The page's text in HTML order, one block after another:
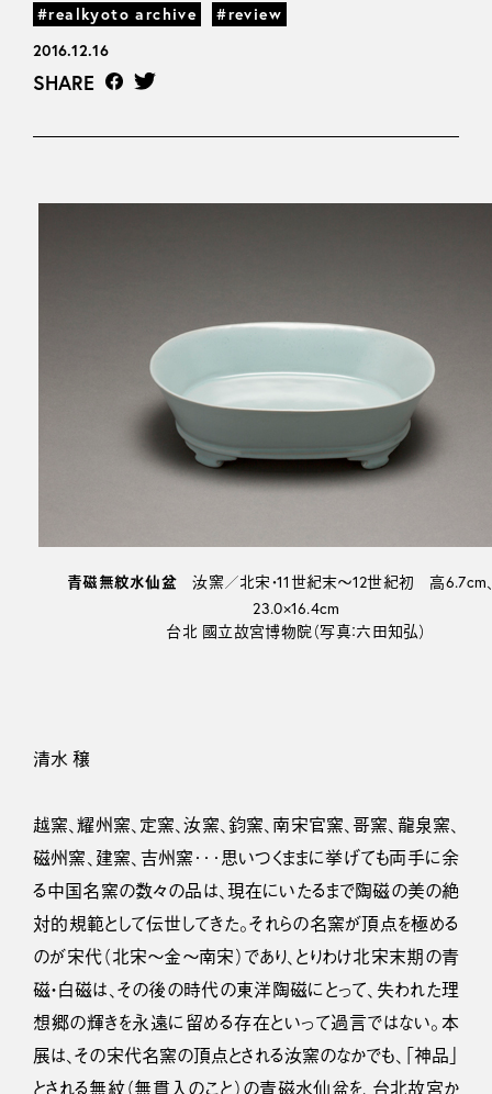
#realkyoto archive
#review
2016.12.16
SHARE
青磁無紋水仙盆 汝窯／北宋・11世紀末～12世紀初 高6.7cm
23.0×16.4cm
台北 國立故宮博物院（写真：六田知弘）
清水 穣
越窯、耀州窯、定窯、汝窯、鈞窯、南宋官窯、哥窯、龍泉窯、
磁州窯、建窯、吉州窯･･･思いつくままに挙げても両手に余
る中国名窯の数々の品は、現在にいたるまで陶磁の美の絶
対的規範として伝世してきた。それらの名窯が頂点を極める
のが宋代（北宋〜金〜南宋）であり、とりわけ北宋末期の青
磁・白磁は、その後の時代の東洋陶磁にとって、失われた理
想郷の輝きを永遠に留める存在といって過言ではない。本
展は、その宋代名窯の頂点とされる汝窯のなかでも、「神品」
とされる無紋（無貫入のこと）の青磁水仙盆を、台北故宮か